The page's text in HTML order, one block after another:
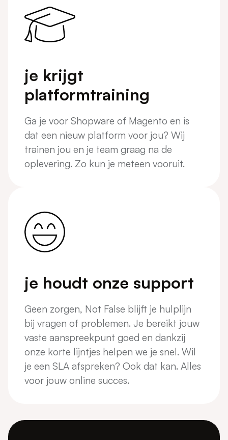
je krijgt
platformtraining
Ga je voor Shopware of Magento en is
dat een nieuw platform voor jou? Wij
trainen jou en je team graag na de
oplevering. Zo kun je meteen vooruit.
je houdt onze support
Geen zorgen, Not False blijft je hulplijn
bij vragen of problemen. Je bereikt jouw
vaste aanspreekpunt goed en dankzij
onze korte lijntjes helpen we je snel. Wil
je een SLA afspreken? Ook dat kan. Alles
voor jouw online succes.